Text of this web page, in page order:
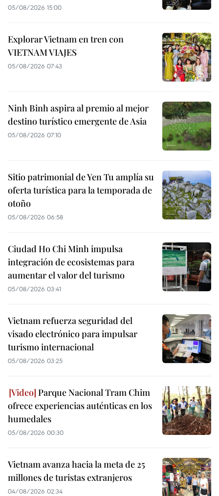
05/08/2026 15:00
Explorar Vietnam en tren con
VIETNAM VIAJES
05/08/2026 07:43
Ninh Binh aspira al premio al mejor
destino turístico emergente de Asia
05/08/2026 07:10
Sitio patrimonial de Yen Tu amplía su
oferta turística para la temporada de
otoño
05/08/2026 06:58
Ciudad Ho Chi Minh impulsa
integración de ecosistemas para
aumentar el valor del turismo
05/08/2026 03:41
Vietnam refuerza seguridad del
visado electrónico para impulsar
turismo internacional
05/08/2026 03:25
Parque Nacional Tram Chim
ofrece experiencias auténticas en los
humedales
05/08/2026 00:30
Vietnam avanza hacia la meta de 25
millones de turistas extranjeros
04/08/2026 02:34